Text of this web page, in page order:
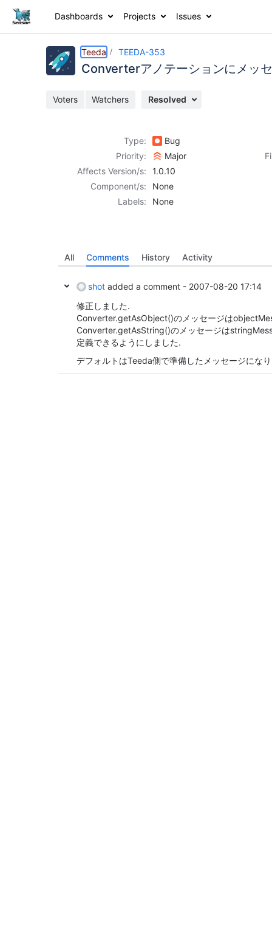
Dashboards Projects Issues
Teeda TEEDA-353
Converterアノテーションにメッ
Voters Watchers Resolved
Type:
Bug
Priority:
Major
Affects Version/s:
1.0.10
Component/s:
None
Labels:
None
All Comments History Activity
shot added a comment - 2007-08-20 17:14
修正しました.
Converter.getAsObject()のメッセージは
Converter.getAsString()のメッセージは
定義できるようにしました.
デフォルトはTeeda側で準備したメッセージにな